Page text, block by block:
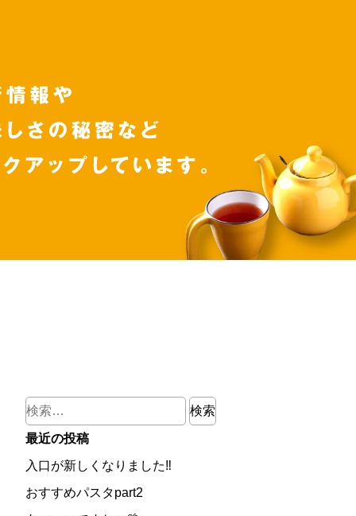
検
索:
最近の投稿
入口が新しくなりました‼
おすすめパスタpart2